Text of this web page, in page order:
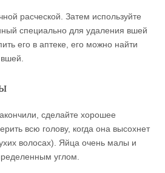
расческой. Затем используйте
специально для удаления вшей
его в аптеке, его можно найти
сделайте хорошее
всю голову, когда она высохнет
волосах). Яйца очень малы и
углом.